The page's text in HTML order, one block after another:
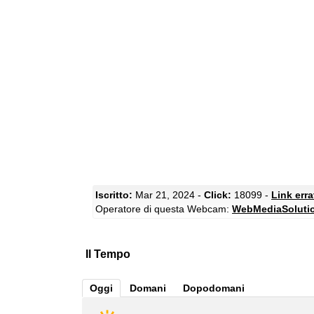
Iscritto: Mar 21, 2024 - Click: 18099 - Link
Operatore di questa Webcam:
Il Tempo
Oggi Domani Dopodomani